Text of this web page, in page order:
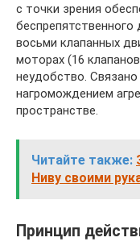
с точки зрения
беспрепятственного
восьми клапанных
моторах (16
неудобство.
нагромождением
пространстве.
Читайте также:
Ниву своими
Принцип